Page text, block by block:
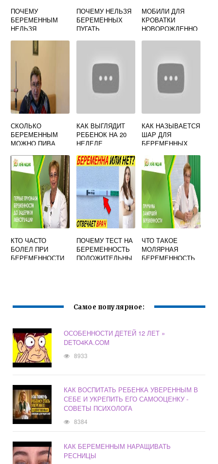
ПОЧЕМУ
БЕРЕМЕННЫМ
НЕЛЬЗЯ
ПОЧЕМУ НЕЛЬЗЯ
БЕРЕМЕННЫХ
ПУГАТЬ
МОБИЛИ ДЛЯ
КРОВАТКИ
НОВОРОЖДЕННО
ТРАФАРЕТЫ
СКОЛЬКО
БЕРЕМЕННЫМ
МОЖНО ПИВА
КАК ВЫГЛЯДИТ
РЕБЕНОК НА 20
НЕДЕЛЕ
ФОТО
КАК НАЗЫВАЕТСЯ
ШАР ДЛЯ
БЕРЕМЕННЫХ
КТО ЧАСТО
БОЛЕЛ ПРИ
БЕРЕМЕННОСТИ
ПОЧЕМУ ТЕСТ НА
БЕРЕМЕННОСТЬ
ПОЛОЖИТЕЛЬНЫ
ЧТО ТАКОЕ
МОЛЯРНАЯ
БЕРЕМЕННОСТЬ
Самое популярное:
ОСОБЕННОСТИ ДЕТЕЙ 12 ЛЕТ »
DETO4KA.COM
8933
КАК ВОСПИТАТЬ РЕБЕНКА УВЕРЕННЫМ В
СЕБЕ И УКРЕПИТЬ ЕГО САМООЦЕНКУ -
СОВЕТЫ ПСИХОЛОГА
8384
КАК БЕРЕМЕННЫМ НАРАЩИВАТЬ
РЕСНИЦЫ